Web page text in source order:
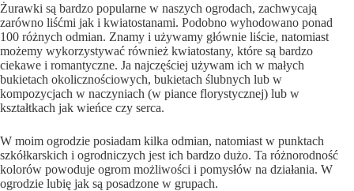
Żurawki są bardzo popularne w naszych ogrodach, zachwycają
zarówno liśćmi jak i kwiatostanami. Podobno wyhodowano ponad
100 różnych odmian. Znamy i używamy głównie liście, natomiast
możemy wykorzystywać również kwiatostany, które są bardzo
ciekawe i romantyczne. Ja najczęściej używam ich w małych
bukietach okolicznościowych, bukietach ślubnych lub w
kompozycjach w naczyniach (w piance florystycznej) lub w
kształtkach jak wieńce czy serca.
W moim ogrodzie posiadam kilka odmian, natomiast w punktach
szkółkarskich i ogrodniczych jest ich bardzo dużo. Ta różnorodność
kolorów powoduje ogrom możliwości i pomysłów na działania. W
ogrodzie lubię jak są posadzone w grupach.